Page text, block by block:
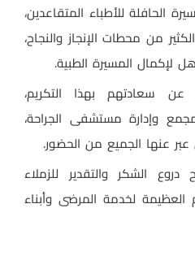
الحافلة للأطباء المتقاعدين،
من محطات الإنجاز والنجاح،
لإكمال المسيرة الطبية.
عن سعادتهم بهذا التكريم،
وإدارة مستشفى الجراحة،
عبر عنها الجميع من الحضور.
الشكر والتقدير للزملاء
العظيمة لخدمة المرضى وأبناء